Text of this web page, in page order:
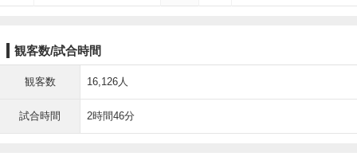
観客数/試合時間
観客数 16,126人
試合時間 2時間46分